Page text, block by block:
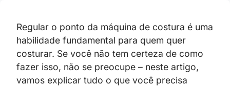
Regular o ponto da máquina de costura é uma
habilidade fundamental para quem quer
costurar. Se você não tem certeza de como
fazer isso, não se preocupe – neste artigo,
vamos explicar tudo o que você precisa